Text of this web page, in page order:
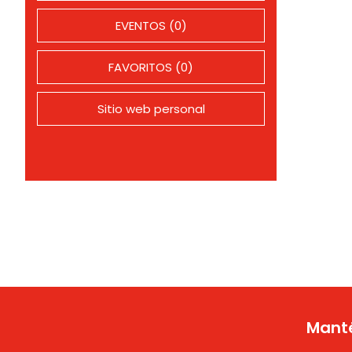
EVENTOS (0)
FAVORITOS (0)
Sitio web personal